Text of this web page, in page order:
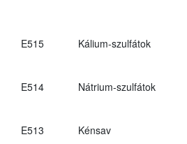
E515 Kálium-szulfátok
E514 Nátrium-szulfátok
E513 Kénsav